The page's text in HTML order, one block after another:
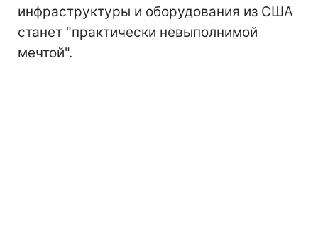
инфраструктуры и оборудования из США
станет "практически невыполнимой
мечтой".